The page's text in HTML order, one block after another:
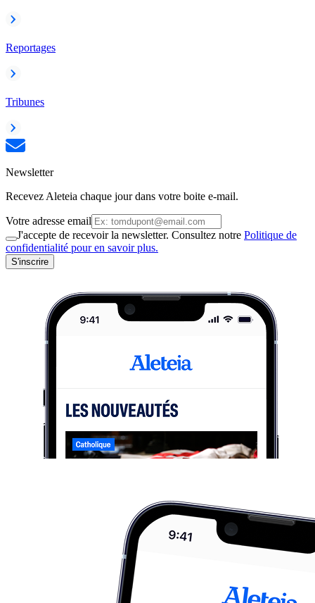
Reportages
Tribunes
Newsletter
Recevez Aleteia chaque jour dans votre boite e-mail.
Votre adresse email
J'accepte de recevoir la newsletter. Consultez notre Politique de
confidentialité pour en savoir plus.
S'inscrire